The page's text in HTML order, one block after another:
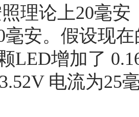
论上20毫安
毫安。假设现
LED增加了
电流为25